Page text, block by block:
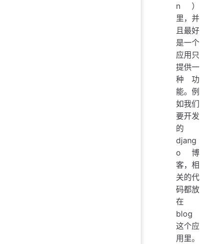
n）
里，并
且最好
是一个
应用只
提供一
种功
能。例
如我们
要开发
的
djang
o 博
客，相
关的代
码都放
在
blog
这个应
用里。